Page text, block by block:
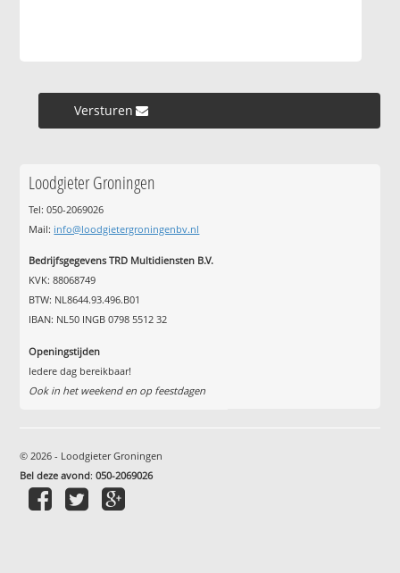
Versturen »
Loodgieter Groningen
Tel: 050-2069026
Mail: info@loodgietergroningenbv.nl
Bedrijfsgegevens TRD Multidiensten B.V.
KVK: 88068749
BTW: NL8644.93.496.B01
IBAN: NL50 INGB 0798 5512 32
Openingstijden
Iedere dag bereikbaar!
Ook in het weekend en op feestdagen
© 2026 - Loodgieter Groningen
Bel deze avond:050-2069026